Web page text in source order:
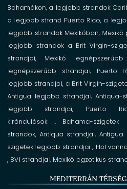
Bahamákon, a legjobb strandok
a legjobb strand Puerto Rico, a
legjobb strandok Mexikóban, Mexikó
legjobb strandok a Brit Virgin-
strandjai, Mexikó
legnépszerűbb strandjai, Puerto
legjobb strandjai, a Brit Virgin-
Antigua legjobb strandjai, Antiqua-
legjobb strandjai, Puerto
kirándulások , Bahama-
strandok,Antiqua strandjai,Antigua
szigetek legjobb strandjai, Hol
, BVI strandjai, Mexikó egzotikus
MEDITERRÁN